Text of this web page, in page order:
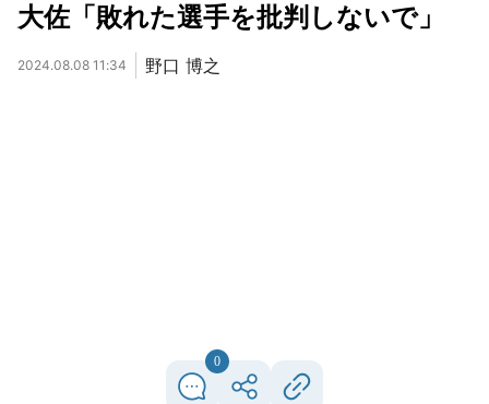
大佐「敗れた選手を批判しないで」
2024.08.08 11:34 野口 博之
0